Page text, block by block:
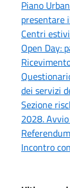
Piano
presentare
Centri
Open Day:
dei servizi
Sezione
2028.
Incontro